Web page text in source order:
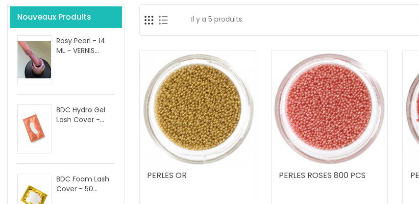
Nouveaux Produits
Rosy Pearl - 14
ML - VERNIS...
BDC Hydro Gel
Lash Cover -...
BDC Foam Lash
Cover - 50...
Il y a 5 produits.
PERLES OR PERLES ROSES 800 PCS